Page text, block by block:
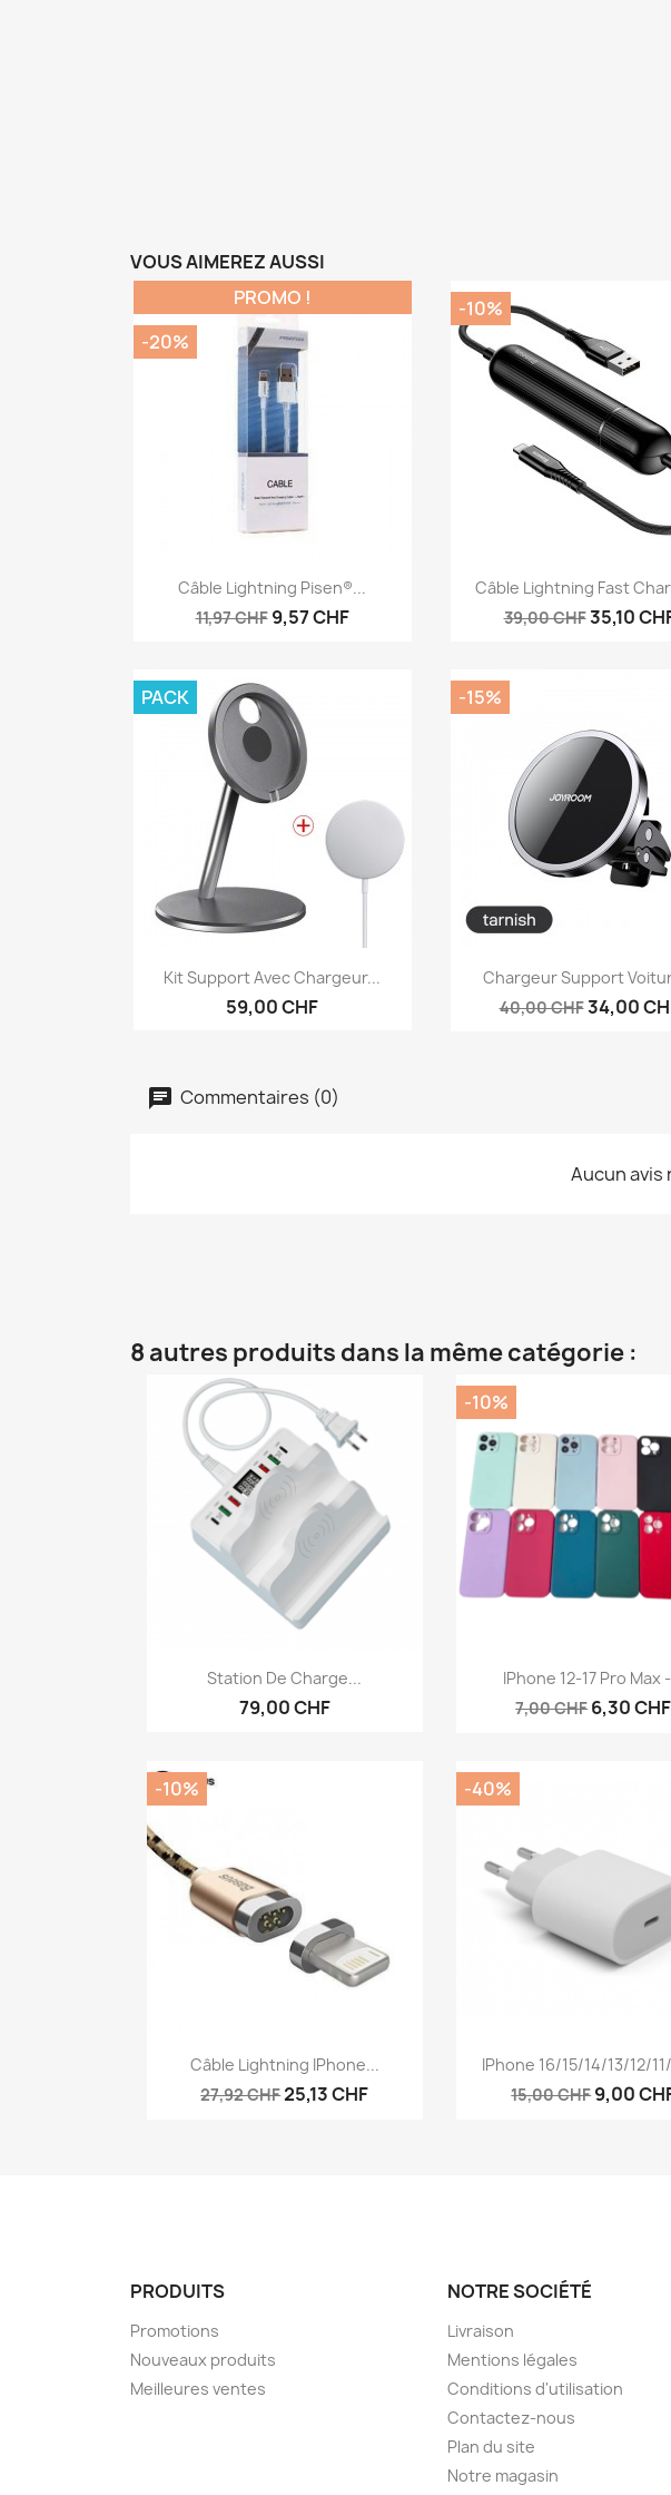
VOUS AIMEREZ AUSSI
 Aperçu rapide
Câble Lightning Pisen®...
11,97 CHF 9,57 CHF
PROMO !
-20%
Aperçu rapide
Câble Lightning Fast
39,00 CHF35,10
-10%
Aperçu rapide
Kit Support Avec Chargeur...
59,00 CHF
PACK
Aperçu rapide
Chargeur Support
40,00 CHF34,00
-15%
Commentaires (0)
Aucun avis
8 autres produits dans la même catégorie :
Aperçu rapide
Station De Charge...
79,00 CHF
Aperçu rapide
IPhone 12-17 Pro Max
7,00 CHF6,30 CHF
-10%
 Aperçu rapide
Câble Lightning IPhone...
27,92 CHF25,13 CHF
-10%
Aperçu rapide
IPhone 16/15/14/13/12/
15,00 CHF9,00
-40%
PRODUITS
Promotions
Nouveaux produits
Meilleures ventes
NOTRE SOCIÉTÉ
Livraison
Mentions légales
Conditions d'utilisation
Contactez-nous
Plan du site
Notre magasin